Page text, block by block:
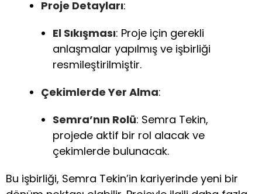
Proje Detayları:
El Sıkışması: Proje için gerekli
anlaşmalar yapılmış ve işbirliği
resmileştirilmiştir.
Çekimlerde Yer Alma:
Semra’nın Rolü: Semra Tekin,
projede aktif bir rol alacak ve
çekimlerde bulunacak.
Bu işbirliği, Semra Tekin’in kariyerinde yeni bir